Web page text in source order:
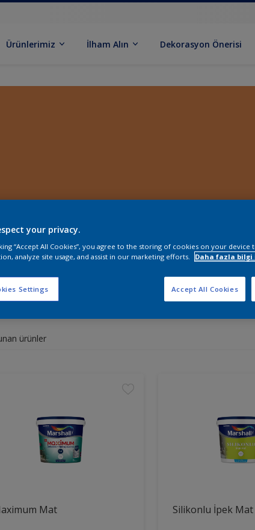
Ürünlerimiz İlham Alın Dekorasyon Önerisi
için ürünleri bulun
ürünler
Mat Silikonlu İpek Mat
your privacy.
“Accept All Cookies”, you agree to the storing of cookies on your device
analyze site usage, and assist in our marketing efforts.
Daha fazla
Settings Accept All Cookies